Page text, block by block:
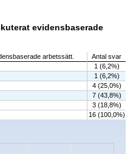
evidensbaserade
arbetssätt.
Antal svar
1 (6,2%)
1 (6,2%)
4 (25,0%)
7 (43,8%)
3 (18,8%)
16 (100,0%)
ranges from 1 to 7.